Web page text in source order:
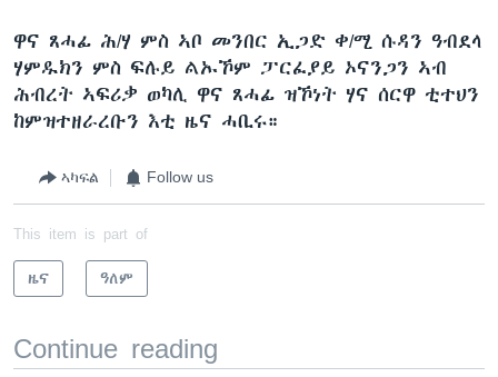
ዋና ጸሓፊ ሕ/ሃ ምስ ኣቦ መንበር ኢጋድ ቀ/ሚ ሱዳን ዓብደላ
ሃምዱክን ምስ ፍሉይ ልኡኾም ፓርፈያይ ኦናንጋን ኣብ
ሕብረት ኣፍሪቃ ወካሊ ዋና ጸሓፊ ዝኾነት ሃና ሰርዋ ቲተህን
ከምዝተዘራረቡን እቲ ዜና ሓቢሩ።
ኣካፍል Follow us
This item is part of
ዜና ዓለም
Continue reading